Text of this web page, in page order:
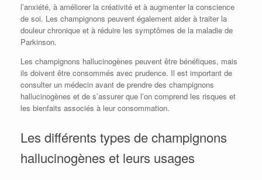
l’anxiété, à améliorer la créativité et à augmenter la conscience
de soi. Les champignons peuvent également aider à traiter la
douleur chronique et à réduire les symptômes de la maladie de
Parkinson.
Les champignons hallucinogènes peuvent être bénéfiques, mais
ils doivent être consommés avec prudence. Il est important de
consulter un médecin avant de prendre des champignons
hallucinogènes et de s’assurer que l’on comprend les risques et
les bienfaits associés à leur consommation.
Les différents types de champignons
hallucinogènes et leurs usages